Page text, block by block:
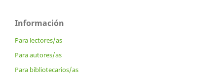
Información
Para lectores/as
Para autores/as
Para bibliotecarios/as